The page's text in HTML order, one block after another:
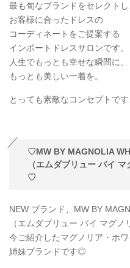
最も旬なブランドをセレクトし
お客様に合ったドレスの
コーディネートをご提案する
インポートドレスサロンです。
人生でもっとも幸せな瞬間に、
もっとも美しい一着を。
とっても素敵なコンセプトで
♡MW BY MAGNOLIA
（エムダブリュー バイ
♡
NEW ブランド、MW BY
（エムダブリュー バイ マグノ
今ご紹介したマグノリア・ホ
姉妹ブランドです◎